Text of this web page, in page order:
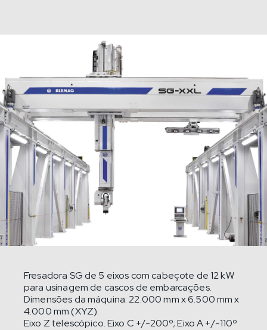
Fresadora SG de 5 eixos com cabeçote de 12 kW
para usinagem de cascos de embarcações.
Dimensões da máquina: 22.000 mm x 6.500 mm x
4.000 mm (XYZ).
Eixo Z telescópico. Eixo C +/-200º; Eixo A +/-110º